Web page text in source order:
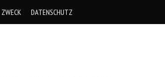
ZWECK DATENSCHUTZ